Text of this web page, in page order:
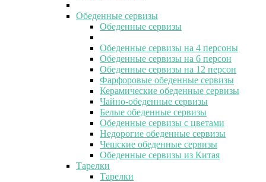
Обеденные сервизы
Обеденные сервизы
Обеденные сервизы на 4 персоны
Обеденные сервизы на 6 персон
Обеденные сервизы на 12 персон
Фарфоровые обеденные сервизы
Керамические обеденные сервизы
Чайно-обеденные сервизы
Белые обеденные сервизы
Обеденные сервизы с цветами
Недорогие обеденные сервизы
Чешские обеденные сервизы
Обеденные сервизы из Китая
Тарелки
Тарелки